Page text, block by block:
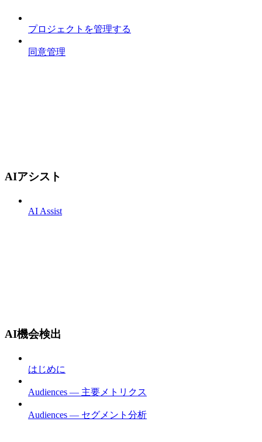
プロジェクトを管理する
同意管理
AIアシスト
AI Assist
AI機会検出
はじめに
Audiences — 主要メトリクス
Audiences — セグメント分析